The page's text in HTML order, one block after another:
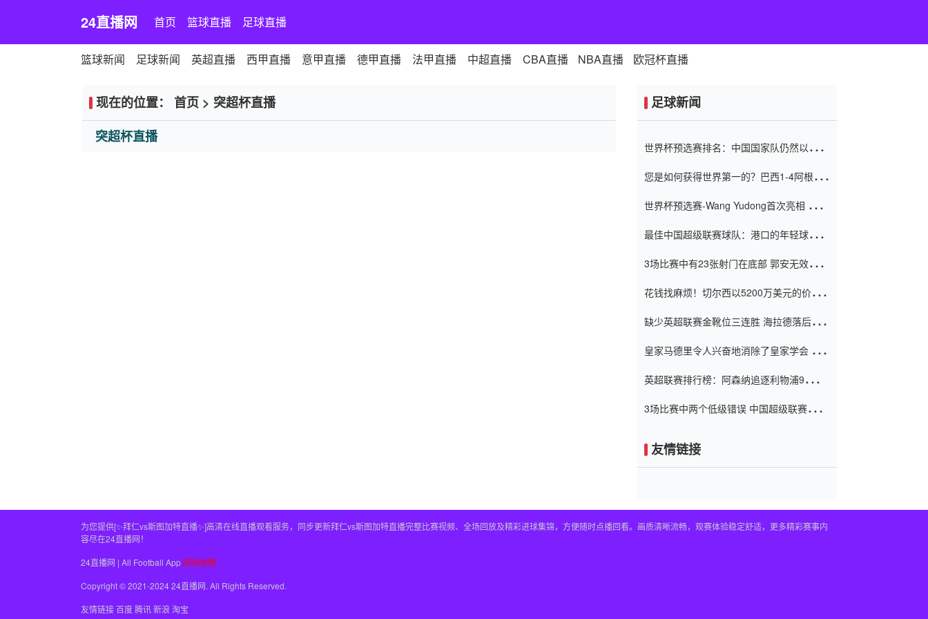
24直播网 首页 篮球直播 足球直播
篮球新闻 足球新闻 英超直播 西甲直播 意甲直播 德甲直播 法甲直播 中超直播 CBA直播 NBA直播 欧冠杯直播
现在的位置： 首页 > 突超杯直播
突超杯直播
足球新闻
世界杯预选赛排名：中国国家队仍然以6分
您是如何获得世界第一的？巴西1-4阿根
世界杯预选赛-Wang Yudong首次亮相 中国
最佳中国超级联赛球队：港口的年轻球员在
（Taishan）
3场比赛中有23张射门在底部 郭安无效传球
花钱找麻烦！切尔西以5200万美元的价格
窗口
缺少英超联赛金靴位三连胜 海拉德落后6球
皇家马德里令人兴奋地消除了皇家学会 安
英超联赛排行榜：阿森纳追逐利物浦9分 曼
3场比赛中两个低级错误 中国超级联赛的前
友情链接
为您提供[✨拜仁vs斯图加特直播✨]高清在线直播观看服务，同步更新拜仁vs斯图加特直播完整比赛视频、全场回放及精彩进球集锦，方便随时点播回看。画质清晰流畅，观赛体验稳定舒适，更多精彩赛事内
容尽在24直播网！
24直播网 | All Football App 网站地图
Copyright © 2021-2024 24直播网. All Rights Reserved.
友情链接百度腾讯新浪 淘宝